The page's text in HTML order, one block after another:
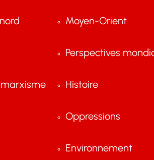
Moyen-Orient
Perspectives
Histoire
Oppressions
Environnement